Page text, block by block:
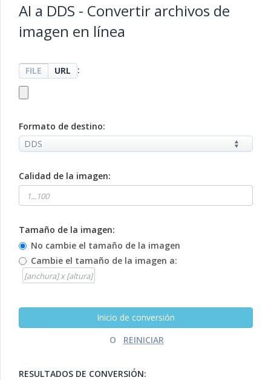
AI a DDS - Convertir archivos de
imagen en línea
FILE URL :
Formato de destino:
Calidad de la imagen:
Tamaño de la imagen:
No cambie el tamaño de la imagen
Cambie el tamaño de la imagen a:
O
RESULTADOS DE CONVERSIÓN: